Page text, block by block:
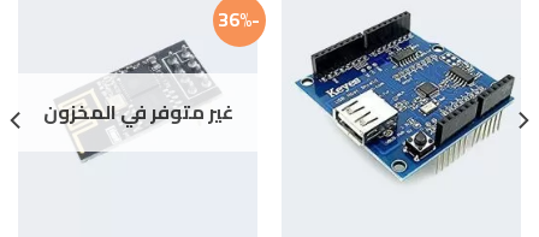
-36%
غير متوفر في المخزون